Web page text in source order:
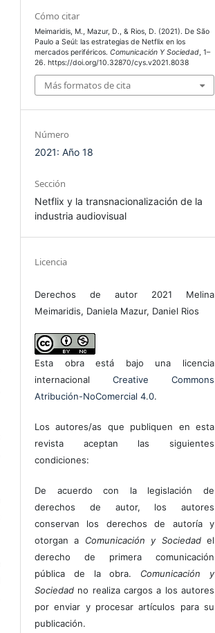
Cómo citar
Meimaridis, M., Mazur, D., & Rios, D. (2021). De São
Paulo a Seúl: las estrategias de Netflix en los
mercados periféricos.Comunicación Y Sociedad, 1–
26. https://doi.org/10.32870/cys.v2021.8038
Más formatos de cita
Número
2021: Año 18
Sección
Netflix y la transnacionalización de la
industria audiovisual
Licencia
Derechos de autor 2021 Melina
Meimaridis, Daniela Mazur, Daniel Rios
Esta obra está bajo una licencia
internacional Creative Commons
Atribución-NoComercial 4.0.
Los autores/as que publiquen en esta
revista aceptan las siguientes
condiciones:
De acuerdo con la legislación de
derechos de autor, los autores
conservan los derechos de autoría y
otorgan a Comunicación y Sociedadel
derecho de primera comunicación
pública de la obra. Comunicación y
Sociedad no realiza cargos a los autores
por enviar y procesar artículos para su
publicación.